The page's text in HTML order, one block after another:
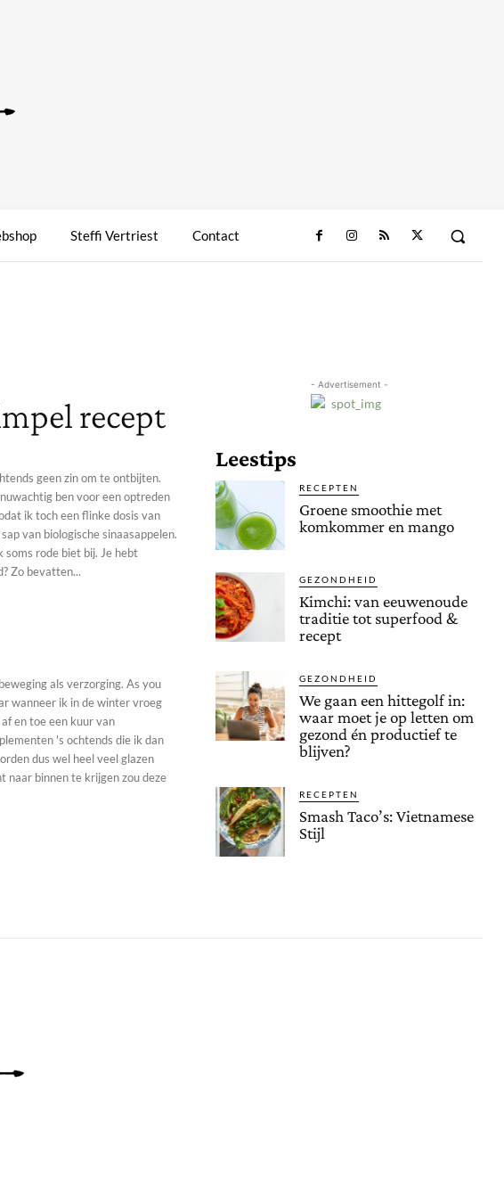
Steffi Vertriest Contact
recept
geen zin om te ontbijten.
ben voor een optreden
ik toch een flinke dosis van
rode biet bij. Je hebt
Zo bevatten...
als verzorging. As you
wanneer ik in de winter vroeg
en toe een kuur van
's ochtends die ik dan
dus wel heel veel glazen
naar binnen te krijgen zou deze
- Advertisement -
Leestips
RECEPTEN
Groene smoothie met
komkommer en mango
GEZONDHEID
Kimchi: van eeuwenoude
traditie tot superfood &
recept
GEZONDHEID
We gaan een hittegolf in:
waar moet je op letten om
gezond én productief te
blijven?
RECEPTEN
Smash Taco’s: Vietnamese
Stijl